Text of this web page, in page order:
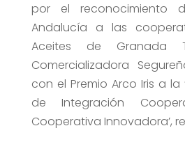
por el reconocimiento
Andalucía a las
Aceites de Granada
Comercializadora
con el Premio Arco Iris a la
de Integración
Cooperativa Innovadora’,